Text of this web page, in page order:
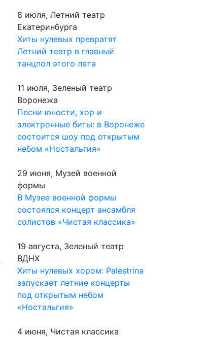
8 июля, Летний театр
Екатеринбурга
Хиты нулевых превратят
Летний театр в главный
танцпол этого лета
11 июля, Зеленый театр
Воронежа
Песни юности, хор и
электронные биты: в Воронеже
состоится шоу под открытым
небом «Ностальгия»
29 июня, Музей военной
формы
В Музее военной формы
состоялся концерт ансамбля
солистов «Чистая классика»
19 августа, Зеленый театр
ВДНХ
Хиты нулевых хором: Palestrina
запускает летние концерты
под открытым небом
«Ностальгия»
4 июня, Чистая классика